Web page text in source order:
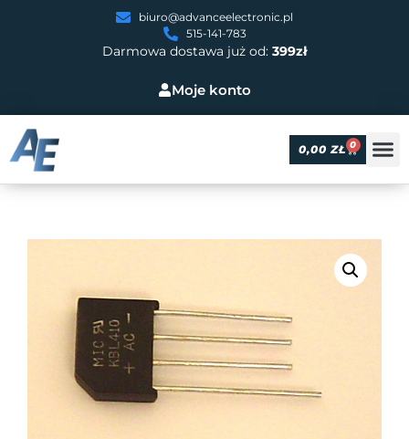
Moje konto
Darmowa dostawa już od: 399zł
biuro@advanceelectronic.pl
515-141-783
0,00 ZŁ 0